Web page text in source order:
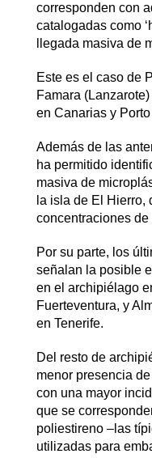
corresponden con
catalogadas como
llegada masiva de
Este es el caso de
Famara
en Canarias y
Además de las
ha permitido
masiva de
la isla de El Hierro,
concentraciones de
Por su parte, los
señalan la posible
en el archipiélago
Fuerteventura, y
en Tenerife.
Del resto de
menor presencia
con una mayor
que se
poliestireno –las
utilizadas para